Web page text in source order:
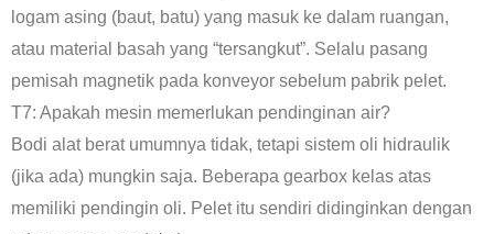
logam asing (baut, batu) yang masuk ke dalam ruangan,
atau material basah yang “tersangkut”. Selalu pasang
pemisah magnetik pada konveyor sebelum pabrik pelet.
T7: Apakah mesin memerlukan pendinginan air?
Bodi alat berat umumnya tidak, tetapi sistem oli hidraulik
(jika ada) mungkin saja. Beberapa gearbox kelas atas
memiliki pendingin oli. Pelet itu sendiri didinginkan dengan